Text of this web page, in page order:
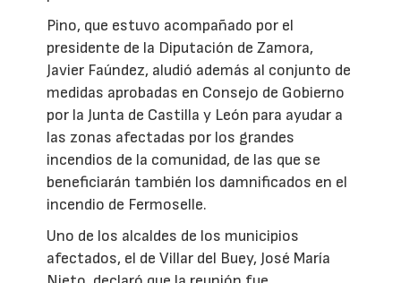
Pino, que estuvo acompañado por el
presidente de la Diputación de Zamora,
Javier Faúndez, aludió además al conjunto de
medidas aprobadas en Consejo de Gobierno
por la Junta de Castilla y León para ayudar a
las zonas afectadas por los grandes
incendios de la comunidad, de las que se
beneficiarán también los damnificados en el
incendio de Fermoselle.
Uno de los alcaldes de los municipios
afectados, el de Villar del Buey, José María